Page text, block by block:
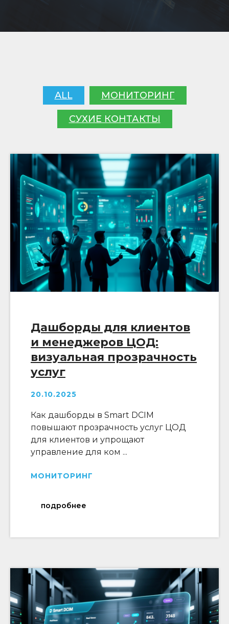
ALL МОНИТОРИНГ
СУХИЕ КОНТАКТЫ
Дашборды для клиентов
и менеджеров ЦОД:
визуальная прозрачность
услуг
20.10.2025
Как дашборды в Smart DCIM
повышают прозрачность услуг ЦОД
для клиентов и упрощают
управление для ком ...
МОНИТОРИНГ
подробнее